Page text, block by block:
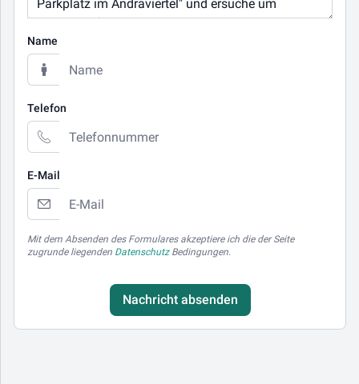
Name
Telefon
E-Mail
Mit dem Absenden des Formulares akzeptiere ich die der Seite
zugrunde liegenden DatenschutzBedingungen.
Nachricht absenden